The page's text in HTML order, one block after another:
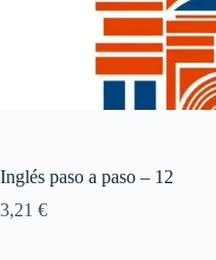
Inglés paso a paso – 12
3,21 €